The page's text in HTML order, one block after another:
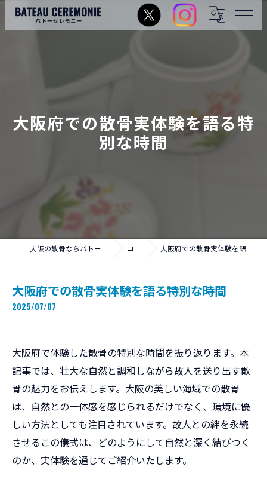
大阪府での散骨実体験を語る特
別な時間
コラム 大阪府での散骨実体験を語る特別な時間
大阪府での散骨実体験を語る特別な時間
2025/07/07
大阪府で体験した散骨の特別な時間を振り返ります。本
記事では、壮大な自然と調和しながら故人を送り出す散
骨の魅力をお伝えします。大阪の美しい海域での散骨
は、自然との一体感を感じられるだけでなく、環境に優
しい方法としても注目されています。故人との絆を永続
させるこの儀式は、どのようにして自然と深く結びつく
のか、実体験を通じてご紹介いたします。